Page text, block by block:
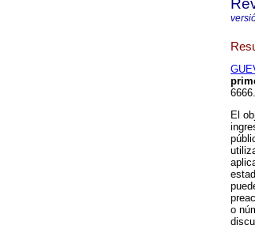
6666.
El
o